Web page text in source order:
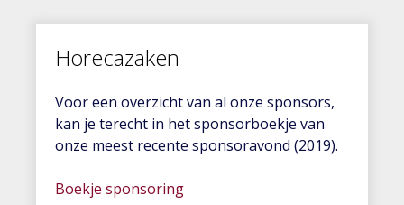
Horecazaken
Voor een overzicht van al onze sponsors,
kan je terecht in het sponsorboekje van
onze meest recente sponsoravond (2019).
Boekje sponsoring